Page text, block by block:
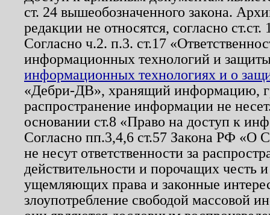
ст. 24 вышеобозначенного закона.
редакции не относятся, согласно
Согласно ч.2. п.3. ст.17
информационных технологий и
информационных технологиях и о
«Дебри-ДВ», хранящий информацию,
распространение информации не
основании ст.8 «Право на доступ к
Согласно пп.3,4,6 ст.57 Закона РФ «О
не несут ответственности за
действительности и порочащих честь
ущемляющих права и законные
злоупотребление свободой массовой